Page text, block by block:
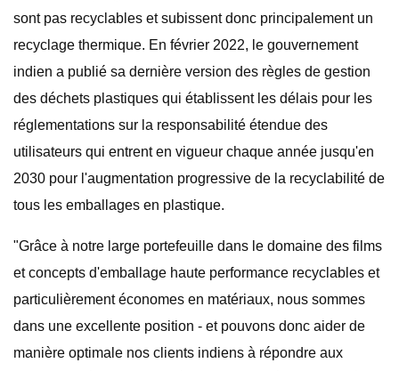
sont pas recyclables et subissent donc principalement un
recyclage thermique. En février 2022, le gouvernement
indien a publié sa dernière version des règles de gestion
des déchets plastiques qui établissent les délais pour les
réglementations sur la responsabilité étendue des
utilisateurs qui entrent en vigueur chaque année jusqu'en
2030 pour l'augmentation progressive de la recyclabilité de
tous les emballages en plastique.
"Grâce à notre large portefeuille dans le domaine des films
et concepts d'emballage haute performance recyclables et
particulièrement économes en matériaux, nous sommes
dans une excellente position - et pouvons donc aider de
manière optimale nos clients indiens à répondre aux